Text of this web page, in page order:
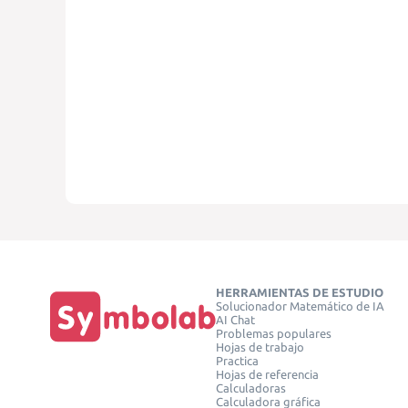
HERRAMIENTAS DE ESTUDIO
Solucionador Matemático de IA
AI Chat
Problemas populares
Hojas de trabajo
Practica
Hojas de referencia
Calculadoras
Calculadora gráfica